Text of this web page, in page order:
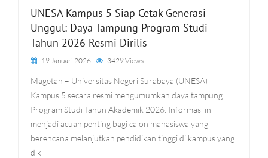
UNESA Kampus 5 Siap Cetak Generasi
Unggul: Daya Tampung Program Studi
Tahun 2026 Resmi Dirilis
19 Januari 2026 3429 Views
Magetan – Universitas Negeri Surabaya (UNESA)
Kampus 5 secara resmi mengumumkan daya tampung
Program Studi Tahun Akademik 2026. Informasi ini
menjadi acuan penting bagi calon mahasiswa yang
berencana melanjutkan pendidikan tinggi di kampus yang
dik